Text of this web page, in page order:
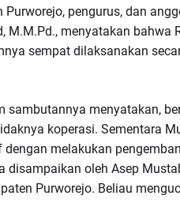
Purworejo, pengurus, dan
M.M.Pd., menyatakan bahwa
sempat dilaksanakan
sambutannya menyatakan,
koperasi. Sementara
melakukan
disampaikan oleh Asep
Purworejo. Beliau